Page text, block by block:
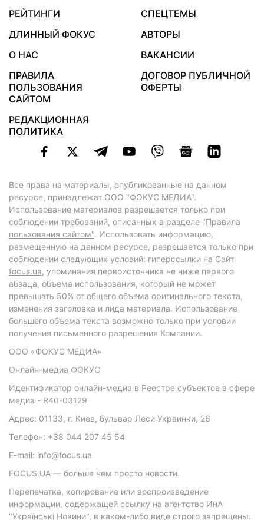
РЕЙТИНГИ
СПЕЦТЕМЫ
ДЛИННЫЙ ФОКУС
АВТОРЫ
О НАС
ВАКАНСИИ
ПРАВИЛА
ПОЛЬЗОВАНИЯ
САЙТОМ
ДОГОВОР ПУБЛИЧНОЙ
ОФЕРТЫ
РЕДАКЦИОННАЯ
ПОЛИТИКА
Все права на материалы, опубликованные на данном
ресурсе, принадлежат ООО "ФОКУС МЕДИА".
Использование материалов разрешается только при
соблюдении требований, описанных в разделе "Правила
пользования сайтом". Использовать информацию,
размещенную на данном ресурсе, разрешается только при
соблюдении следующих условий: гиперссылки на Сайт
focus.ua, упоминания первоисточника не ниже первого
абзаца, объема использования, который не может
превышать 50% от общего объема оригинального текста,
изменения заголовка и лида материала. Использование
большего объема текста возможно только при условии
получения письменного разрешения Компании.
ООО «ФОКУС МЕДИА»
Онлайн-медиа ФОКУС
Идентификатор онлайн-медиа в Реестре субъектов в сфере
медиа - R40-03129
Адрес: 01133, г. Киев, бульвар Леси Украинки, 26
Телефон: +38 044 207 45 54
E-mail: info@focus.ua
FOCUS.UA — больше чем просто новости.
Перепечатка, копирование или воспроизведение
информации, содержащей ссылку на агентство ИнА
"Українські Новини", в каком-либо виде строго запрещены.